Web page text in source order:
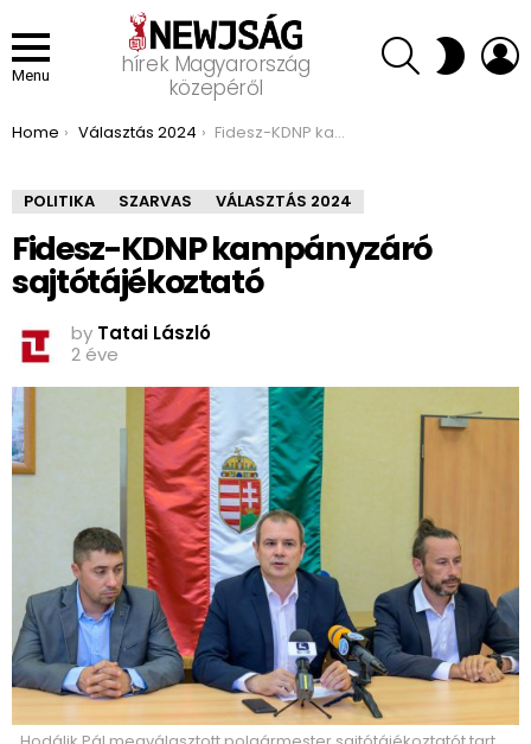
Menu
hírek Magyarország
közepéről
SEARCH SWITCH
SKIN
You are here:
Home Választás 2024 Fidesz-KDNP kampányzáró sajtótájékoztató
POLITIKA SZARVAS VÁLASZTÁS 2024
Fidesz-KDNP kampányzáró
sajtótájékoztató
by Tatai László
2 éve